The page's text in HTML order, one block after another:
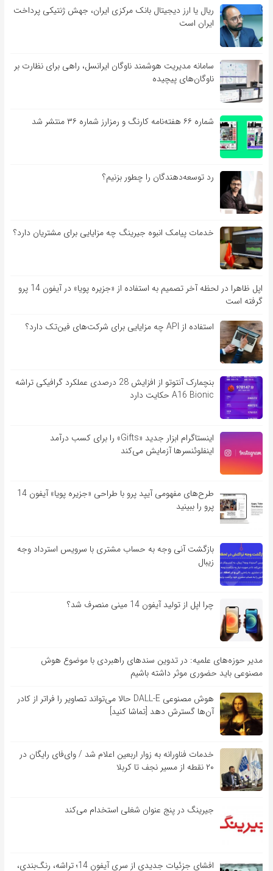
ریال یا ارز دیجیتال بانک مرکزی ایران، جهش ژنتیکی پرداخت
ایران است
سامانه مدیریت هوشمند ناوگان ایرانسل، راهی برای نظارت بر
ناوگان‌های پیچیده
شماره ۶۶ هفته‌نامه کارنگ و رمزارز شماره ۳۶ منتشر شد
رد توسعه‌دهندگان را چطور بزنیم؟
خدمات پیامک انبوه جیرینگ چه مزایایی برای مشتریان دارد؟
اپل ظاهرا در لحظه آخر تصمیم به استفاده از «جزیره پویا» در آیفون 14 پرو
گرفته است
استفاده از API چه مزایایی برای شرکت‌های فین‌تک دارد؟
بنچمارک آنتوتو از افزایش 28 درصدی عملکرد گرافیکی تراشه
A16 Bionic حکایت دارد
اینستاگرام ابزار جدید «Gifts» را برای کسب درآمد
اینفلوئنسرها آزمایش می‌کند
طرح‌های مفهومی آیپد پرو با طراحی «جزیره پویا» آیفون 14
پرو را ببینید
بازگشت آنی وجه به حساب مشتری با سرویس استرداد وجه
زیبال
چرا اپل از تولید آیفون 14 مینی منصرف شد؟
مدیر حوزه‌های علمیه: در تدوین سندهای راهبردی با موضوع هوش
مصنوعی باید حضوری موثر داشته باشیم
هوش مصنوعی DALL-E حالا می‌تواند تصاویر را فراتر از کادر
آن‌ها گسترش دهد [تماشا کنید]
خدمات فناورانه به زوار اربعین اعلام شد / وای‌فای رایگان در
۲۰ نقطه از مسیر نجف تا کربلا
جیرینگ در پنج عنوان شغلی استخدام می‌کند
افشای جزئیات جدیدی از سری آیفون 14؛ تراشه، رنگ‌بندی،